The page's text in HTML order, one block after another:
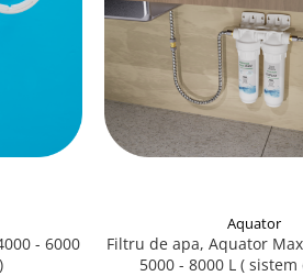
- 6000
Aquator
Filtru de apa, Aquator
5000 - 8000 L (